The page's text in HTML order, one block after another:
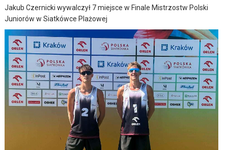
Jakub Czernicki wywalczył 7 miejsce w Finale Mistrzostw Polski
Juniorów w Siatkówce Plażowej